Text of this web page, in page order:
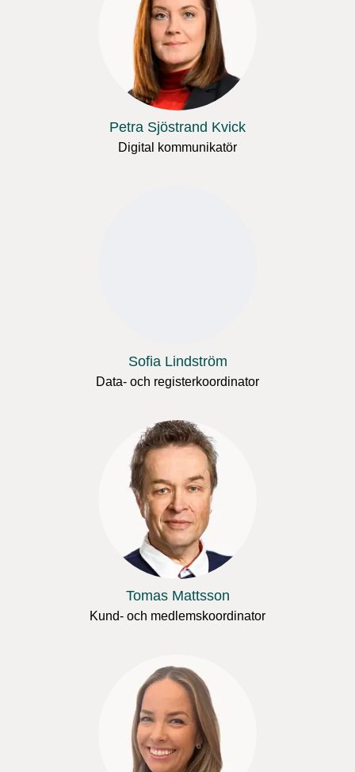
Petra Sjöstrand Kvick
Digital kommunikatör
Sofia Lindström
Data- och registerkoordinator
Tomas Mattsson
Kund- och medlemskoordinator